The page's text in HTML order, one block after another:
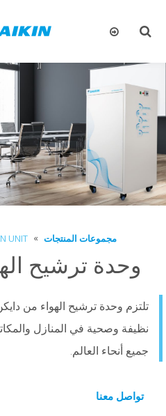
تبديل
مجموعات المنتجات UNIT
وحدة ترشيح
تلتزم وحدة ترشيح الهواء من
نظيفة وصحية في المنازل
جميع أنحاء العالم.
تواصل معنا